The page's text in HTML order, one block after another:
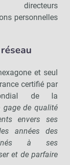
personnelles
et seul
certifié par
de la
gage de qualité
envers ses
années des
à ses
et de parfaire